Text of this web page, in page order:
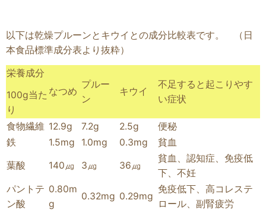
以下は乾燥プルーンとキウイとの成分比較表です。 （日
本食品標準成分表より抜粋）
栄養成分
100g当た
り
なつめ
プルー
ン
キウイ
不足すると起こりやす
い症状
食物繊維 12.9g 7.2g 2.5g
便秘
鉄
1.5mg 1.0mg 0.3mg 貧血
葉酸 140㎍ 3㎍ 36㎍
貧血、認知症、免疫低
下、不妊
パントテ
ン酸
0.80m
g
0.32mg 0.29mg
免疫低下、高コレステ
ロール、副腎疲労